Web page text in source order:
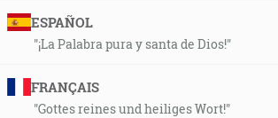
ESPAÑOL
"¡La Palabra pura y santa de Dios!"
FRANÇAIS
"Gottes reines und heiliges Wort!"